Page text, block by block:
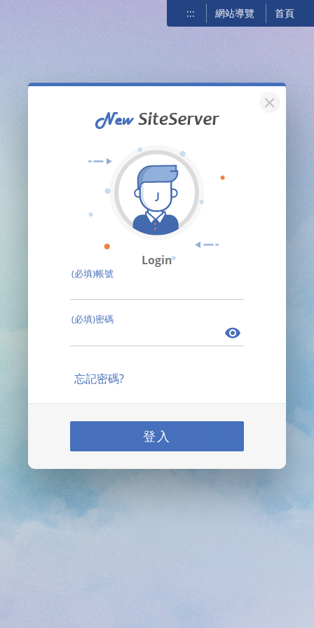
::: 網站導覽 首頁
關閉
Login
(必填)帳號
(必填)密碼
忘記密碼?
登入